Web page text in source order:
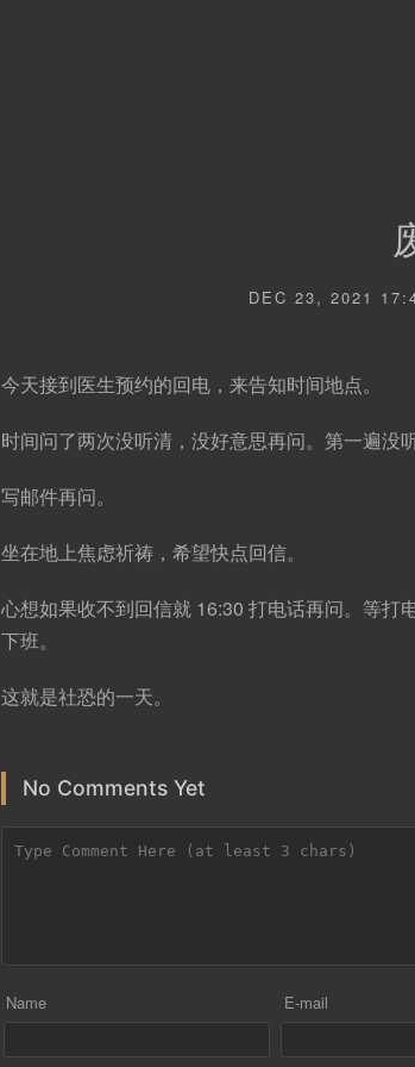
DEC 23, 2021
今天接到医生预约的回电，来告知时间地点。
时间问了两次没听清，没好意思再问。第一遍没
写邮件再问。
坐在地上焦虑祈祷，希望快点回信。
心想如果收不到回信就 16:30 打电话再问。等
下班。
这就是社恐的一天。
No Comments Yet
Name E-mail